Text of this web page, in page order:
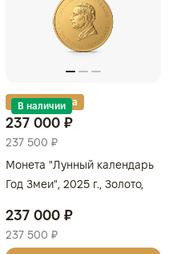
Золотая карта
В наличии
237 000 ₽
237 500 ₽
Монета "Лунный календарь
Год Змеи", 2025 г., Золото,
АВСТРАЛИЯ
237 000 ₽
237 500 ₽